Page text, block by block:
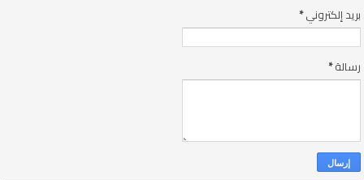
بريد إلكتروني*
رسالة*